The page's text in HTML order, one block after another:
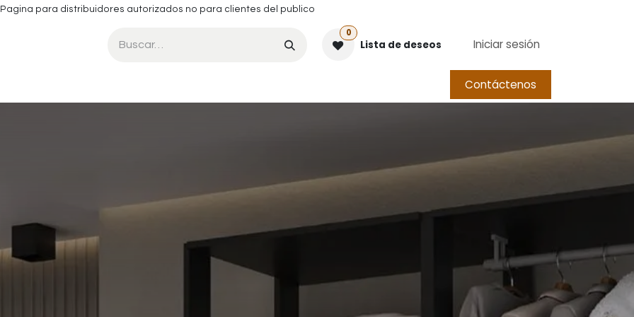
Pagina para distribuidores autorizados no para clientes del publico
0
Lista de deseos Iniciar sesión
Garantías Foro Blog
Contáctenos